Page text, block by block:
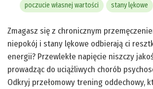
poczucie własnej wartości stany lękowe
Zmagasz się z chronicznym
niepokój i stany lękowe odbierają ci
energii? Przewlekłe napięcie niszczy
prowadząc do uciążliwych chorób
Odkryj przełomowy trening oddechowy,